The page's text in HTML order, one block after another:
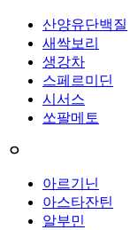
산양유단백질
새싹보리
생강차
스페르미딘
시서스
쏘팔메토
ㅇ
아르기닌
아스타잔틴
알부민